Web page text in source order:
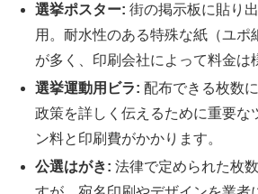
選挙ポスター: 街の掲示板に貼り
用。耐水性のある特殊な紙（ユポ
が多く、印刷会社によって料金は
選挙運動用ビラ: 配布できる枚数
政策を詳しく伝えるために重要な
ン料と印刷費がかかります。
公選はがき: 法律で定められた枚